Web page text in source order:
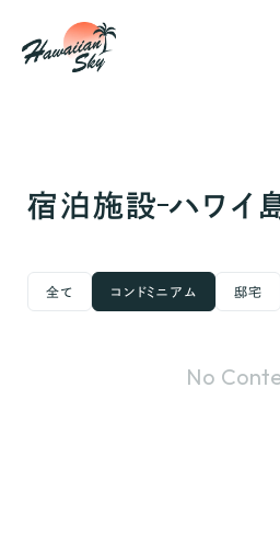
宿泊施設 ハワイ
全て コンドミニアム 邸宅
No